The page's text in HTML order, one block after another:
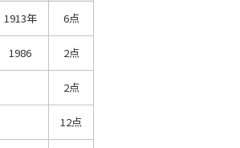
1913年 6点
1986 2点
2点
12点